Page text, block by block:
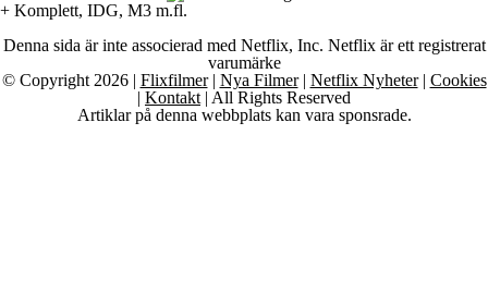
+ Komplett, IDG, M3 m.fl.
Denna sida är inte associerad med Netflix, Inc. Netflix är ett registrerat
varumärke
© Copyright 2026 | Flixfilmer| Nya Filmer| Netflix Nyheter| Cookies
| Kontakt | All Rights Reserved
Artiklar på denna webbplats kan vara sponsrade.